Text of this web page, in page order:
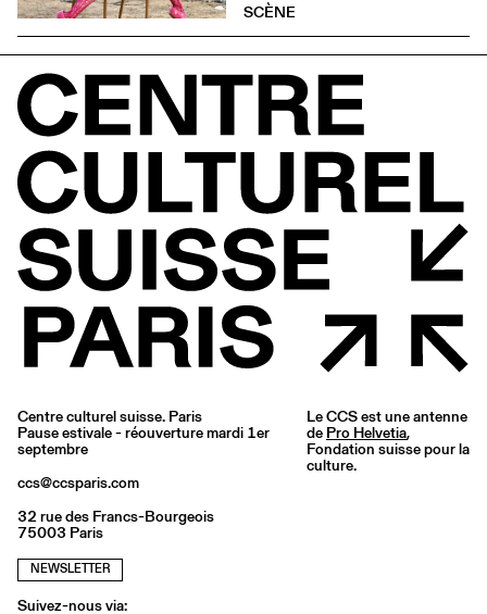
SCÈNE
Centre culturel suisse. Paris
Pause estivale - réouverture mardi 1er
septembre
ccs@ccsparis.com
32 rue des Francs-Bourgeois
75003 Paris
NEWSLETTER
Suivez-nous via:
Le CCS est une antenne
de Pro Helvetia,
Fondation suisse pour la
culture.